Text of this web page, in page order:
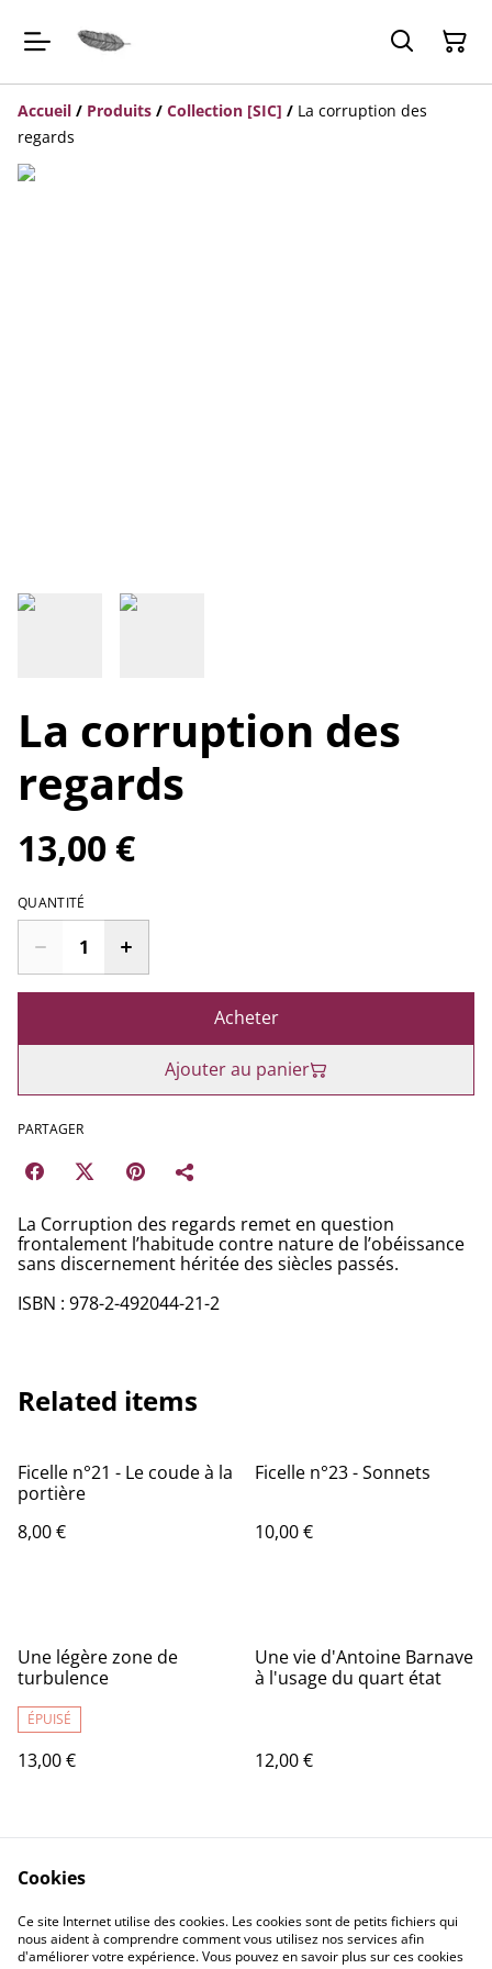
Accueil / Produits / Collection [SIC] / La corruption des
regards
La corruption des
regards
13,00 €
QUANTITÉ
Acheter
Ajouter au panier
PARTAGER
La Corruption des regards remet en question
frontalement l’habitude contre nature de l’obéissance
sans discernement héritée des siècles passés.
ISBN : 978-2-492044-21-2
Related items
Ficelle n°21 - Le coude à la
portière
8,00 €
Ficelle n°23 - Sonnets
10,00 €
Une légère zone de
turbulence
ÉPUISÉ
13,00 €
Une vie d'Antoine Barnave
à l'usage du quart état
12,00 €
Cookies
Ce site Internet utilise des cookies. Les cookies sont de petits fichiers qui
nous aident à comprendre comment vous utilisez nos services afin
d'améliorer votre expérience. Vous pouvez en savoir plus sur ces cookies